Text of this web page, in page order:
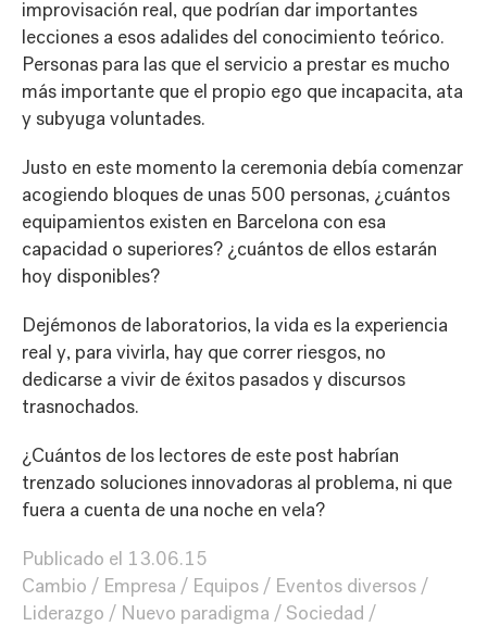
improvisación real, que podrían dar importantes
lecciones a esos adalides del conocimiento teórico.
Personas para las que el servicio a prestar es mucho
más importante que el propio ego que incapacita, ata
y subyuga voluntades.
Justo en este momento la ceremonia debía comenzar
acogiendo bloques de unas 500 personas, ¿cuántos
equipamientos existen en Barcelona con esa
capacidad o superiores? ¿cuántos de ellos estarán
hoy disponibles?
Dejémonos de laboratorios, la vida es la experiencia
real y, para vivirla, hay que correr riesgos, no
dedicarse a vivir de éxitos pasados y discursos
trasnochados.
¿Cuántos de los lectores de este post habrían
trenzado soluciones innovadoras al problema, ni que
fuera a cuenta de una noche en vela?
Publicado el 13.06.15
Cambio
Empresa Equipos
Eventos diversos
Liderazgo
Nuevo paradigma
Sociedad